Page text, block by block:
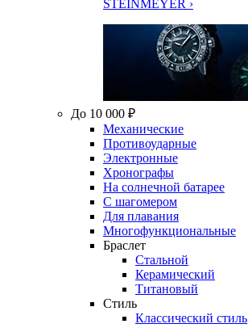
STEINMEYER ›
До 10 000 ₽
Механические
Противоударные
Электронные
Хронографы
На солнечной батарее
С шагомером
Для плавания
Многофункциональные
Браслет
Стальной
Керамический
Титановый
Стиль
Классический стиль